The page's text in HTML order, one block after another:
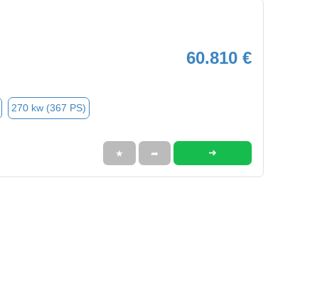
60.810 €
270 kw (367 PS)
★ ➦ ➜